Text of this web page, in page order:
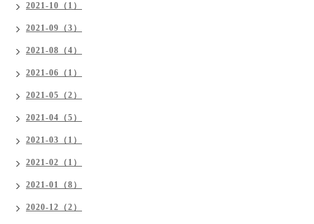
2021-10（1）
2021-09（3）
2021-08（4）
2021-06（1）
2021-05（2）
2021-04（5）
2021-03（1）
2021-02（1）
2021-01（8）
2020-12（2）